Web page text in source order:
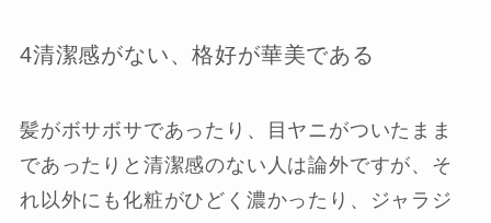
4清潔感がない、格好が華美である
髪がボサボサであったり、目ヤニがついたまま
であったりと清潔感のない人は論外ですが、そ
れ以外にも化粧がひどく濃かったり、ジャラジ